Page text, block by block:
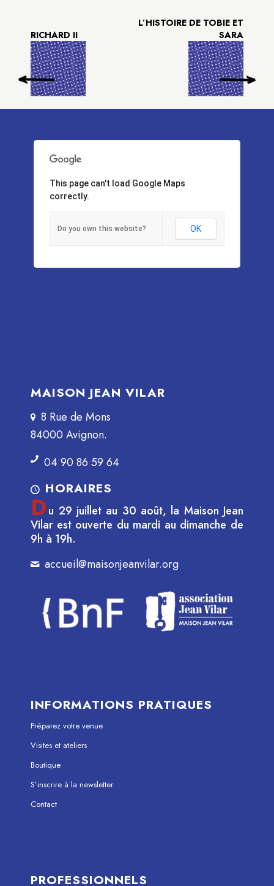
RICHARD II
L’HISTOIRE DE TOBIE ET
SARA
This page can't load Google Maps
correctly.
Do you own this website? OK
MAISON JEAN VILAR
8 Rue de Mons
84000 Avignon.
04 90 86 59 64
HORAIRES
Du 29 juillet au 30 août, la Maison Jean
Vilar est ouverte du mardi au dimanche de
9h à 19h.
accueil@maisonjeanvilar.org
INFORMATIONS PRATIQUES
Préparez votre venue
Visites et ateliers
Boutique
S’inscrire à la newsletter
Contact
PROFESSIONNELS